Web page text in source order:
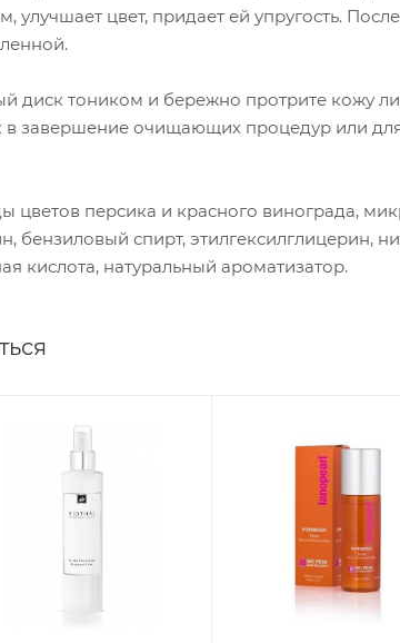
улучшает цвет, придает ей упругость.
диск тоником и бережно протрите кожу
в завершение очищающих процедур или
цветов персика и красного винограда,
бензиловый спирт, этилгексилглицерин,
кислота, натуральный ароматизатор.